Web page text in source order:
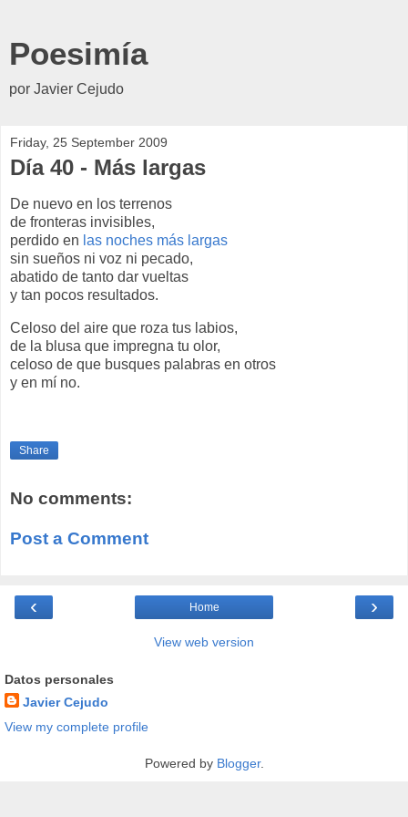
Poesimía
por Javier Cejudo
Friday, 25 September 2009
Día 40 - Más largas
De nuevo en los terrenos
de fronteras invisibles,
perdido en las noches más largas
sin sueños ni voz ni pecado,
abatido de tanto dar vueltas
y tan pocos resultados.
Celoso del aire que roza tus labios,
de la blusa que impregna tu olor,
celoso de que busques palabras en otros
y en mí no.
Share
No comments:
Post a Comment
‹ ›
Home
View web version
Datos personales
Javier Cejudo
View my complete profile
Powered by Blogger.